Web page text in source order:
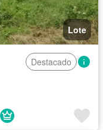
Lote
Destacado